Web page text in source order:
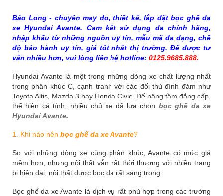
Bảo Long - chuyên may đo, thiết kế, lắp đặt bọc ghế da
xe Hyundai Avante. Cam kết sử dụng da chính hãng,
nhập khẩu từ những nguồn uy tín, mẫu mã đa dạng, chế
độ bảo hành uy tín, giá tốt nhất thị trường. Để được tư
vấn nhiều hơn, vui lòng liên hệ hotline: 0125.9685.888.
Hyundai Avante là một trong những dòng xe chất lượng nhất
trong phân khúc C, cạnh tranh với các đối thủ đình đám như
Toyota Altis, Mazda 3 hay Honda Civic. Để nâng tầm đẳng cấp,
thể hiện cá tính, nhiều chủ xe đã lựa chọn bọc ghế da xe
Hyundai Avante.
1. Khi nào nên bọc ghế da xe Avante?
So với những dòng xe cùng phân khúc, Avante có mức giá
mềm hơn, nhưng nội thất vẫn rất thời thượng với nhiều trang
bị hiện đại, nội thất được bọc da rất sang trọng.
Bọc ghế da xe Avante là dịch vụ rất phù hợp trong các trường